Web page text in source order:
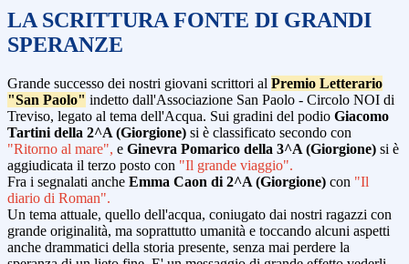
LA SCRITTURA FONTE DI GRANDI
SPERANZE
Grande successo dei nostri giovani scrittori al Premio Letterario
"San Paolo" indetto dall'Associazione San Paolo - Circolo NOI di
Treviso, legato al tema dell'Acqua. Sui gradini del podio Giacomo
Tartini della 2^A (Giorgione) si è classificato secondo con
"Ritorno al mare", e Ginevra Pomarico della 3^A (Giorgione) si è
aggiudicata il terzo posto con "Il grande viaggio".
Fra i segnalati anche Emma Caon di 2^A (Giorgione) con "Il
diario di Roman".
Un tema attuale, quello dell'acqua, coniugato dai nostri ragazzi con
grande originalità, ma soprattutto umanità e toccando alcuni aspetti
anche drammatici della storia presente, senza mai perdere la